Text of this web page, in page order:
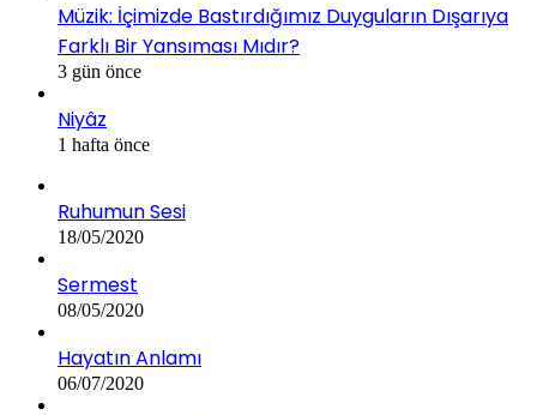
Müzik: İçimizde Bastırdığımız Duyguların Dışarıya
Farklı Bir Yansıması Mıdır?
3 gün önce
Niyâz
1 hafta önce
Ruhumun Sesi
18/05/2020
Sermest
08/05/2020
Hayatın Anlamı
06/07/2020